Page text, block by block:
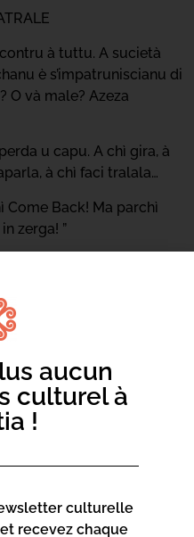
à tuttu. A sucietà
è s’impatruniscianu di
O và male? Azeza
u capu. A chì gira, à
à chì faci tralala…
Come Back! Ma parchì
zerga! ”
Locu Teatrale.
orienté sa recherche
corses, en relation
œuvre en faveur de
aucun
culturel à
!
culturelle
recevez chaque